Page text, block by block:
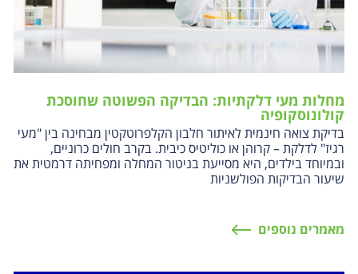
מחלות מעי דלקתיות: הבדיקה הפשוטה שחוסכת
קולונוסקופיה
בדיקת צואה חינמית לאיתור חלבון הקלפרוטקטין מבחינה בין "מעי
רגיז" לדלקת – קרוהן או כוליטיס כיבית. בקרב חולים כרוניים,
ובמיוחד בילדים, היא מסייעת בניטור המחלה ומפחיתה דרמטית את
שיעור הבדיקות הפולשניות
מאמרים נוספים